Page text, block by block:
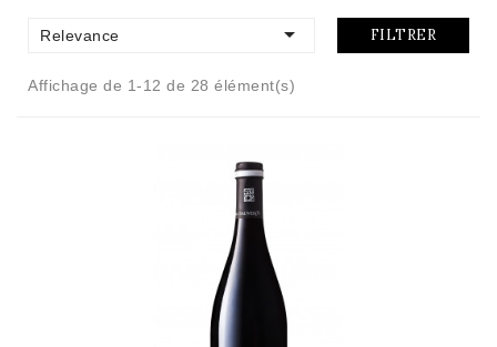
Relevance  FILTRER
Affichage de 1-12 de 28 élément(s)